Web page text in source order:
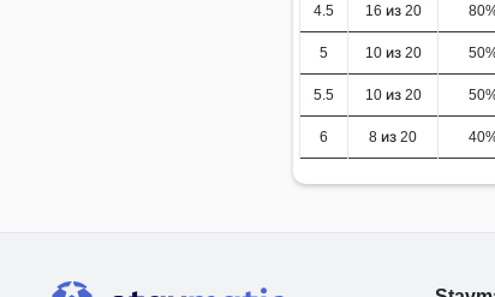
4.5 16 из 20
5 10 из 20
5.5 10 из 20
6 8 из 20